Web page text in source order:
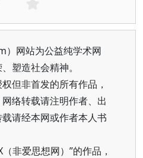
网站为公益纯学术网
塑造社会精神。
但非首发的所有作品，
络转载请注明作者、出
请经本网或作者本人书
非爱思想网）”的作品，